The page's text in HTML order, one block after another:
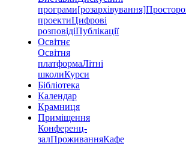
програми[розархівування]
проектиЦифрові
розповідіПублікації
Освітнє
Освітня
платформаЛітні
школиКурси
Бібліотека
Календар
Крамниця
Приміщення
Конференц-
залПроживанняКафе